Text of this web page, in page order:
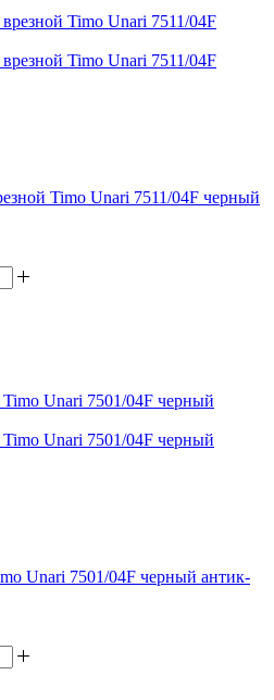
Timo Unari 7511/04F черный
Unari 7501/04F черный антик-